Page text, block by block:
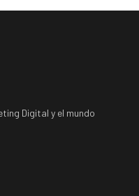
Digital y el mundo